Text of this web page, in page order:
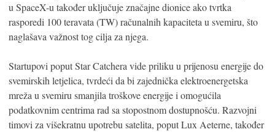
u SpaceX-u također uključuje značajne dionice ako tvrtka
rasporedi 100 teravata (TW) računalnih kapaciteta u svemiru, što
naglašava važnost tog cilja za njega.
Startupovi poput Star Catchera vide priliku u prijenosu energije do
svemirskih letjelica, tvrdeći da bi zajednička elektroenergetska
mreža u svemiru smanjila troškove energije i omogućila
podatkovnim centrima rad sa stopostnom dostupnošću. Razvojni
timovi za višekratnu upotrebu satelita, poput Lux Aeterne, također